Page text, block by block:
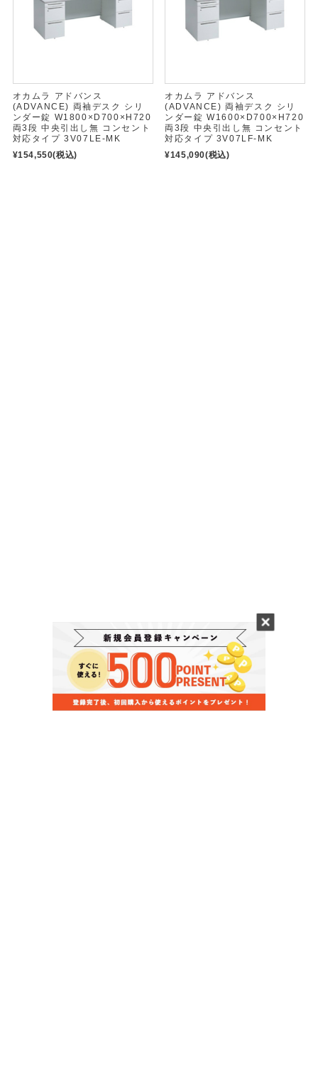
オカムラ アドバンス
(ADVANCE) 両袖デスク シリ
ンダー錠 W1800×D700×H720
両3段 中央引出し無 コンセント
対応タイプ 3V07LE-MK
¥154,550(税込)
オカムラ アドバンス
(ADVANCE) 両袖デスク シリ
ンダー錠 W1600×D700×H720
両3段 中央引出し無 コンセント
対応タイプ 3V07LF-MK
¥145,090(税込)